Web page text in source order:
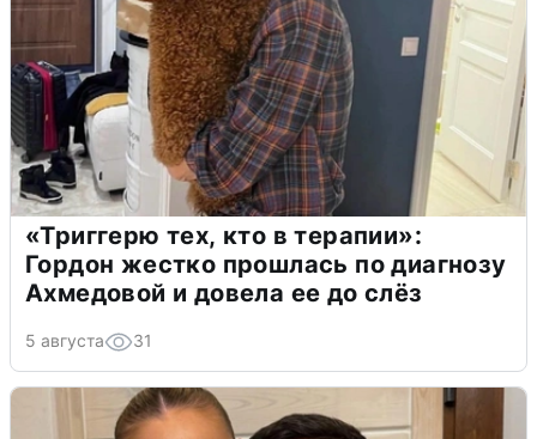
«Триггерю тех, кто в терапии»:
Гордон жестко прошлась по диагнозу
Ахмедовой и довела ее до слёз
5 августа 31